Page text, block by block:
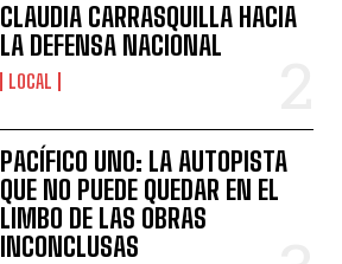
CLAUDIA CARRASQUILLA HACIA
LA DEFENSA NACIONAL
LOCAL
PACÍFICO UNO: LA AUTOPISTA
QUE NO PUEDE QUEDAR EN EL
LIMBO DE LAS OBRAS
INCONCLUSAS